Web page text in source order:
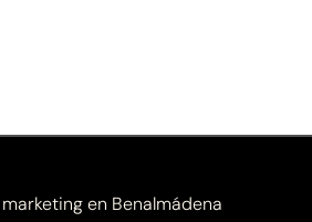
en Benalmádena